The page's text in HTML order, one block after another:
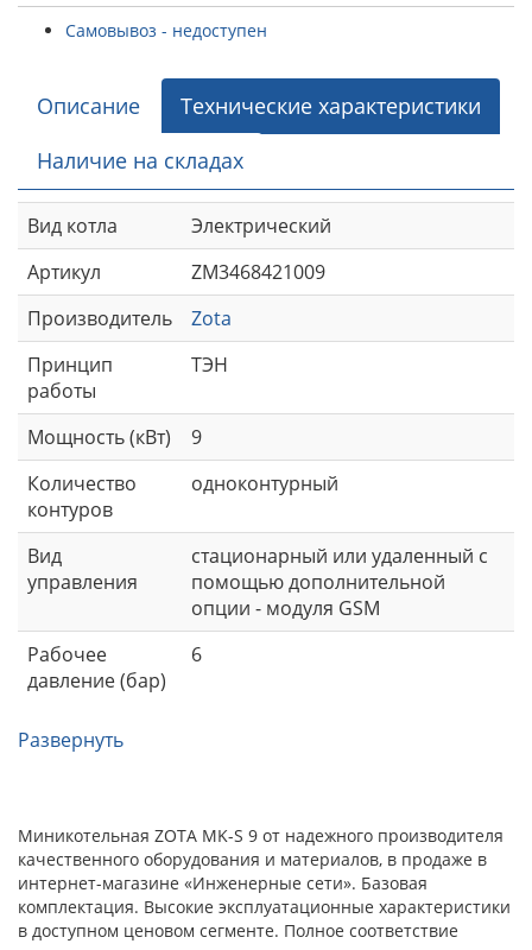
Самовывоз - недоступен
Описание
Технические характеристики
Наличие на складах
Вид котла
Электрический
Артикул
ZM3468421009
Производитель
Zota
Принцип
работы
ТЭН
Мощность (кВт)
9
Количество
контуров
одноконтурный
Вид
управления
стационарный или удаленный с
помощью дополнительной
опции - модуля GSM
Рабочее
давление (бар)
6
Развернуть
Миникотельная ZOTA MK-S 9 от надежного производителя
качественного оборудования и материалов, в продаже в
интернет-магазине «Инженерные сети». Базовая
комплектация. Высокие эксплуатационные характеристики
в доступном ценовом сегменте. Полное соответствие